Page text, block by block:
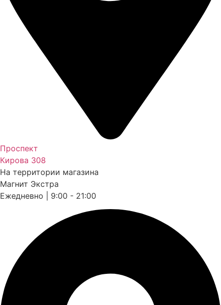
Проспект
Кирова 308
На территории магазина
Магнит Экстра
Ежедневно | 9:00 - 21:00